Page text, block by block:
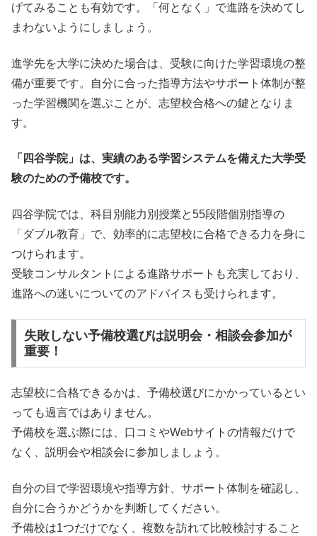
げてみることも有効です。「何となく」で進路を決めてし
まわないようにしましょう。
進学先を大学に決めた場合は、受験に向けた学習環境の整
備が重要です。自分に合った指導方法やサポート体制が整
った学習機関を選ぶことが、志望校合格への鍵となりま
す。
「四谷学院」は、実績のある学習システムを備えた大学受
験のための予備校です。
四谷学院では、科目別能力別授業と55段階個別指導の
「ダブル教育」で、効率的に志望校に合格できる力を身に
つけられます。
受験コンサルタントによる進路サポートも充実しており、
進路への迷いについてのアドバイスも受けられます。
失敗しない予備校選びは説明会・相談会参加が
重要！
志望校に合格できるかは、予備校選びにかかっているとい
っても過言ではありません。
予備校を選ぶ際には、口コミやWebサイトの情報だけで
なく、説明会や相談会に参加しましょう。
自分の目で学習環境や指導方針、サポート体制を確認し、
自分に合うかどうかを判断してください。
予備校は1つだけでなく、複数を訪れて比較検討すること